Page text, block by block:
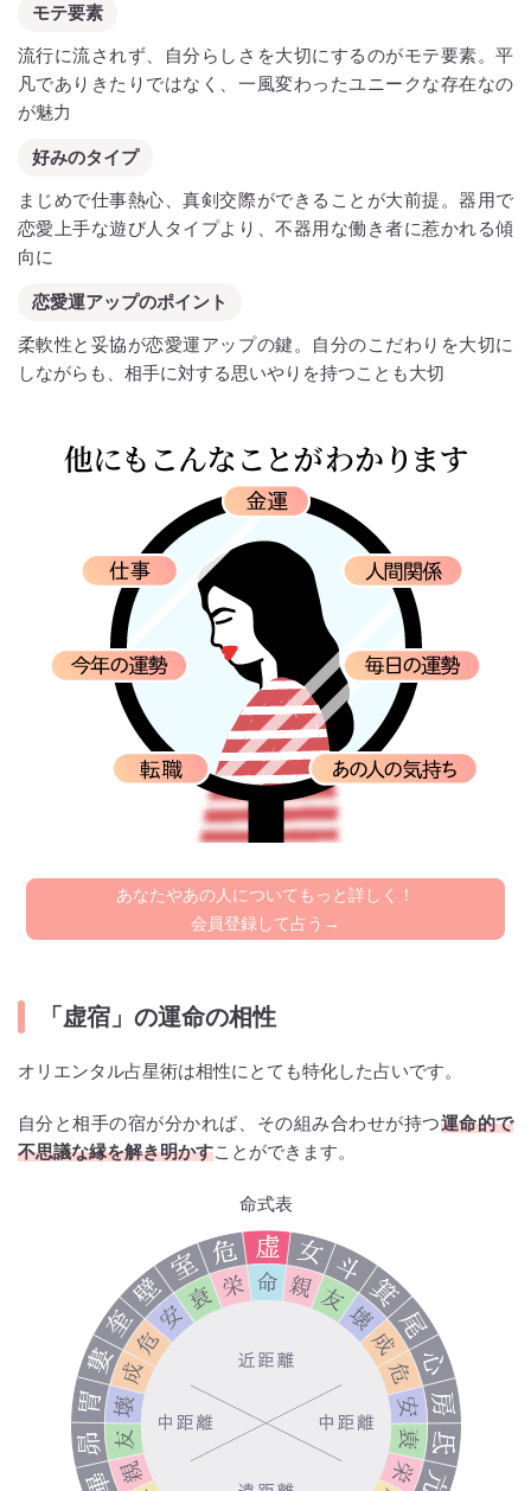
モテ要素
流行に流されず、自分らしさを大切にするのがモテ要素。平
凡でありきたりではなく、一風変わったユニークな存在なの
が魅力
好みのタイプ
まじめで仕事熱心、真剣交際ができることが大前提。器用で
恋愛上手な遊び人タイプより、不器用な働き者に惹かれる傾
向に
恋愛運アップのポイント
柔軟性と妥協が恋愛運アップの鍵。自分のこだわりを大切に
しながらも、相手に対する思いやりを持つことも大切
あなたやあの人についてもっと詳しく！
会員登録して占う→
「虚宿」の運命の相性
オリエンタル占星術は相性にとても特化した占いです。
自分と相手の宿が分かれば、その組み合わせが持つ運命的で
不思議な縁を解き明かすことができます。
命式表